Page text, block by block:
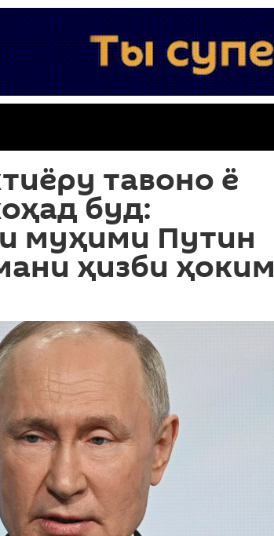
тавоно ё
буд:
муҳими Путин
ҳизби ҳоким